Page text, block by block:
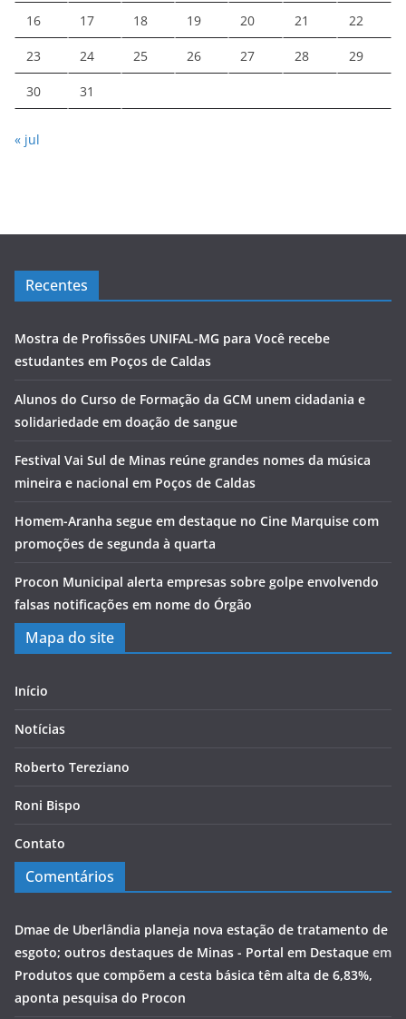
16 17 18 19 20 21 22
23 24 25 26 27 28 29
30 31
« jul
Recentes
Mostra de Profissões UNIFAL-MG para Você recebe
estudantes em Poços de Caldas
Alunos do Curso de Formação da GCM unem cidadania e
solidariedade em doação de sangue
Festival Vai Sul de Minas reúne grandes nomes da música
mineira e nacional em Poços de Caldas
Homem-Aranha segue em destaque no Cine Marquise com
promoções de segunda à quarta
Procon Municipal alerta empresas sobre golpe envolvendo
falsas notificações em nome do Órgão
Mapa do site
Início
Notícias
Roberto Tereziano
Roni Bispo
Contato
Comentários
Dmae de Uberlândia planeja nova estação de tratamento de
esgoto; outros destaques de Minas - Portal em Destaque em
Produtos que compõem a cesta básica têm alta de 6,83%,
aponta pesquisa do Procon